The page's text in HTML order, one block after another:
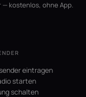
— kostenlos, ohne App.
eintragen
starten
schalten